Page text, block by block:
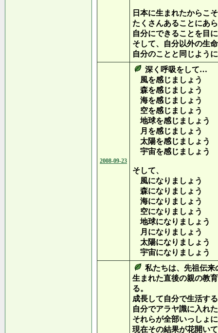
日本に生まれたからこ
たくさんあることにあ
自分にできることを目
そして、自分以外の生
自分のことと同じよう
2008-09-23
深く呼吸をして…
風を感じましょう
森を感じましょう
海を感じましょう
空を感じましょう
地球を感じましょう
月を感じましょう
太陽を感じましょう
宇宙を感じましょう
そして、
風になりましょう
森になりましょう
海になりましょう
空になりましょう
地球になりましょう
月になりましょう
太陽になりましょう
宇宙になりましょう
私たちは、先祖伝来
生まれた直後の親の教
る。
成長して自分で生活す
自分でアラヤ識に入れ
それらが全部いっしょ
現在その結果が花開い